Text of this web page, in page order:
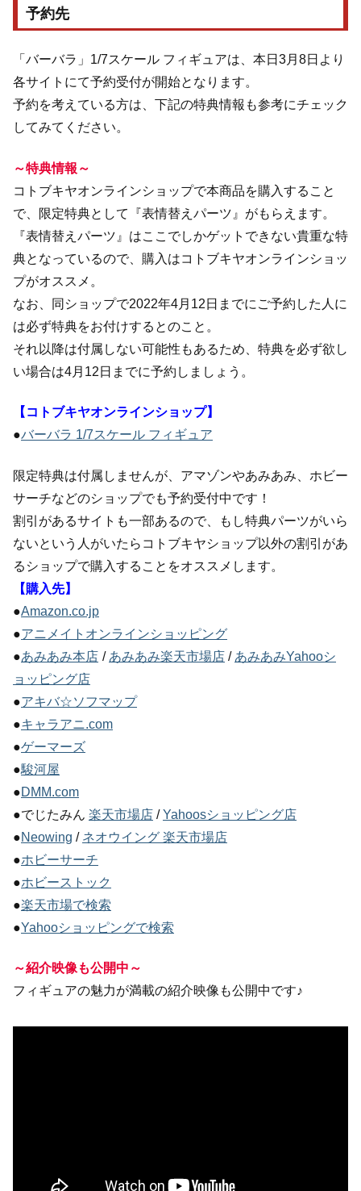
予約先
「バーバラ」1/7スケール フィギュアは、本日3月8日より
各サイトにて予約受付が開始となります。
予約を考えている方は、下記の特典情報も参考にチェック
してみてください。
～特典情報～
コトブキヤオンラインショップで本商品を購入すること
で、限定特典として『表情替えパーツ』がもらえます。
『表情替えパーツ』はここでしかゲットできない貴重な特
典となっているので、購入はコトブキヤオンラインショッ
プがオススメ。
なお、同ショップで2022年4月12日までにご予約した人に
は必ず特典をお付けするとのこと。
それ以降は付属しない可能性もあるため、特典を必ず欲し
い場合は4月12日までに予約しましょう。
【コトブキヤオンラインショップ】
●バーバラ 1/7スケール フィギュア
限定特典は付属しませんが、アマゾンやあみあみ、ホビー
サーチなどのショップでも予約受付中です！
割引があるサイトも一部あるので、もし特典パーツがいら
ないという人がいたらコトブキヤショップ以外の割引があ
るショップで購入することをオススメします。
【購入先】
●Amazon.co.jp
●アニメイトオンラインショッピング
●あみあみ本店 / あみあみ楽天市場店 / あみあみYahooシ
ョッピング店
●アキバ☆ソフマップ
●キャラアニ.com
●ゲーマーズ
●駿河屋
●DMM.com
●でじたみん 楽天市場店 /Yahoosショッピング店
●Neowing / ネオウイング 楽天市場店
●ホビーサーチ
●ホビーストック
●楽天市場で検索
●Yahooショッピングで検索
～紹介映像も公開中～
フィギュアの魅力が満載の紹介映像も公開中です♪